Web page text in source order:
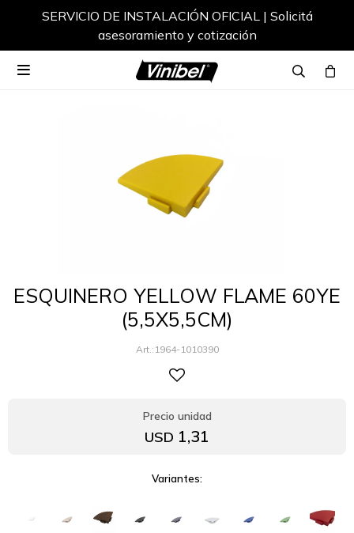
SERVICIO DE INSTALACIÓN OFICIAL | Solicitá
asesoramiento y cotización

ESQUINERO YELLOW FLAME 60YE
(5,5X5,5CM)
1964-1010390
USD 1,31
Variantes: